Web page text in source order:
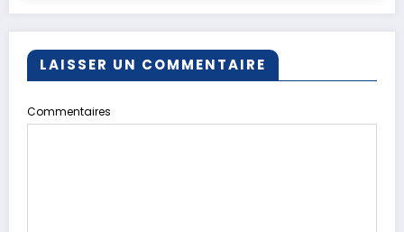
LAISSER UN COMMENTAIRE
Commentaires